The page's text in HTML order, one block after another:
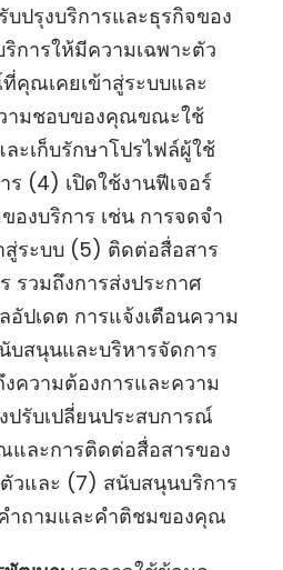
บปรุงบริการและธุรกิจของ
การให้มีความเฉพาะตัว
คุณเคยเข้าสู่ระบบและ
ามชอบของคุณขณะใช้
ะเก็บรักษาโปรไฟล์ผู้ใช้
(4) เปิดใช้งานฟีเจอร์
องบริการ เช่น การจดจำ
ระบบ (5) ติดต่อสื่อสาร
รวมถึงการส่งประกาศ
อัปเดต การแจ้งเตือนความ
สนุนและบริหารจัดการ
ความต้องการและความ
รับเปลี่ยนประสบการณ์
และการติดต่อสื่อสารของ
ตัวและ (7) สนับสนุนบริการ
ำถามและคำติชมของคุณ